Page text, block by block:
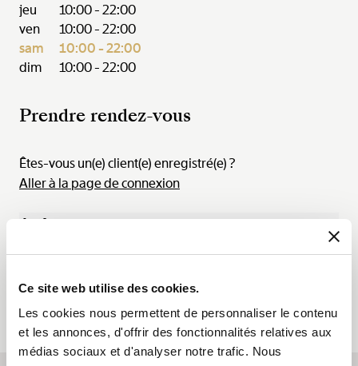
Ce site web utilise des cookies.
Les cookies nous permettent de personnaliser le contenu
et les annonces, d'offrir des fonctionnalités relatives aux
médias sociaux et d'analyser notre trafic. Nous
jeu
10:00 - 22:00
ven
10:00 - 22:00
sam
10:00 - 22:00
dim
10:00 - 22:00
Prendre rendez-vous
Êtes-vous un(e) client(e) enregistré(e) ?
Aller à la page de connexion
Août
03 Aoû. - 09 Aoû. 2026
Lun.
03
Mar.
04
Mer.
05
Jeu.
06